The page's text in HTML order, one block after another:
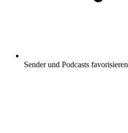
Sender und Podcasts favorisieren